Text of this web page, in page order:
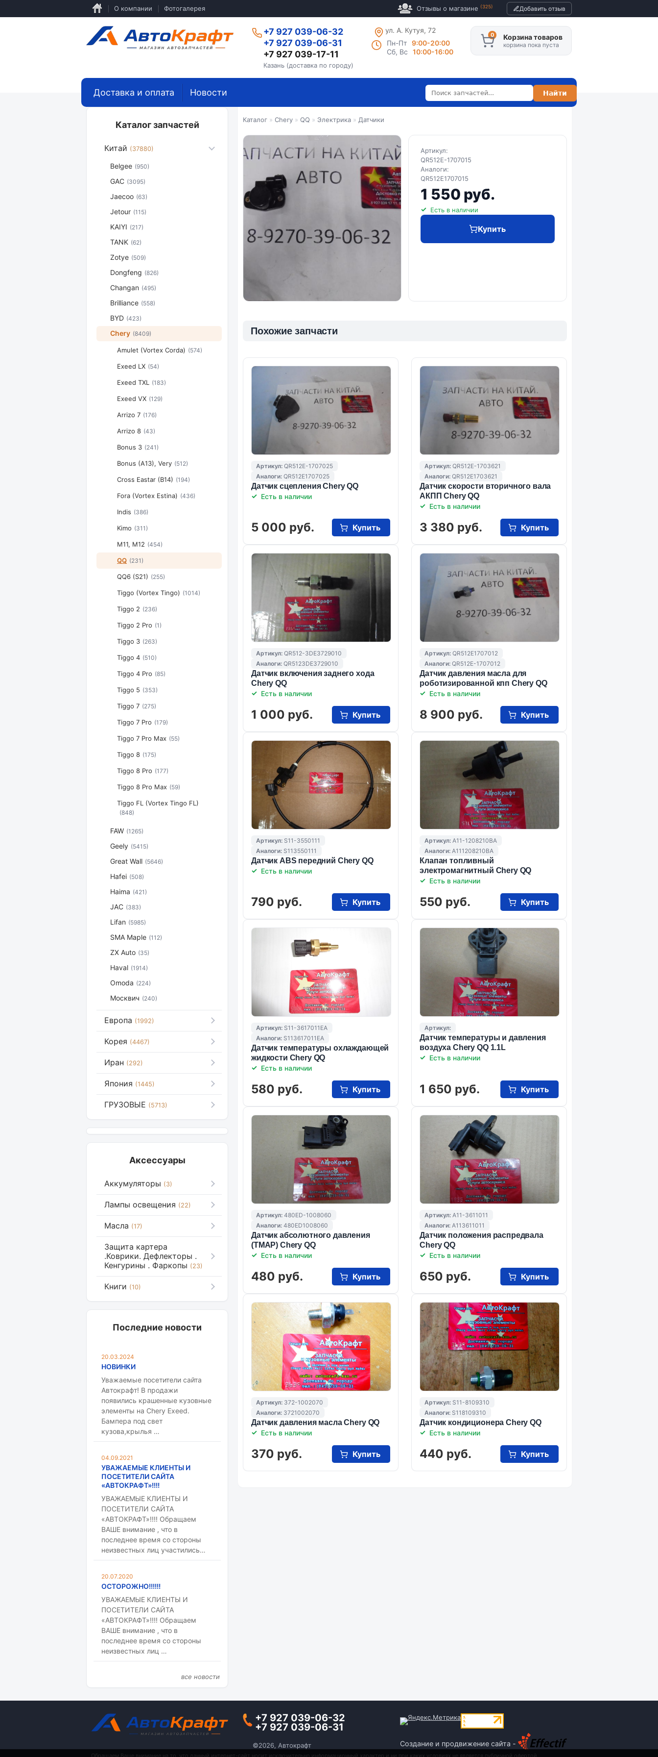
основному
О компании Фотогалерея Отзывы о магазине (325) Добавить отзыв
+7 927 039-06-32
+7 927 039-06-31
+7 927 039-17-11
Казань (доставка по городу)
ул. А. Кутуя, 72
Пн-Пт
9:00-20:00
Сб, Вс
10:00-16:00
Корзина товаров
корзина пока пуста
Каталог » Chery » QQ » Электрика » Датчики
Артикул:
QR512E-1707015
Аналоги:
QR512E1707015
1 550 руб.
Есть в наличии
Купить
Похожие запчасти
Артикул: QR512E-1707025
Аналоги: QR512E1707025
Датчик сцепления Chery QQ
Есть в наличии
5 000 руб. Купить
Артикул:QR512E-1703621
Аналоги:QR512E1703621
Датчик скорости вторичного вала
АКПП Chery QQ
Есть в наличии
3 380 руб. Купить
Артикул: QR512-3DE3729010
Аналоги: QR5123DE3729010
Датчик включения заднего хода
Chery QQ
Есть в наличии
1 000 руб. Купить
Артикул:QR512E1707012
Аналоги:QR512E-1707012
Датчик давления масла для
роботизированной кпп Chery QQ
Есть в наличии
8 900 руб. Купить
Артикул: S11-3550111
Аналоги: S113550111
Датчик ABS передний Chery QQ
Есть в наличии
790 руб. Купить
Артикул: A11-1208210BA
Аналоги: A111208210BA
Клапан топливный
электромагнитный Chery QQ
Есть в наличии
550 руб. Купить
Артикул: S11-3617011EA
Аналоги: S113617011EA
Датчик температуры охлаждающей
жидкости Chery QQ
Есть в наличии
580 руб. Купить
Артикул:
Датчик температуры и давления
воздуха Chery QQ 1.1L
Есть в наличии
1 650 руб. Купить
Артикул: 480ED-1008060
Аналоги: 480ED1008060
Датчик абсолютного давления
(ТМАР) Chery QQ
Есть в наличии
480 руб. Купить
Артикул: A11-3611011
Аналоги: A113611011
Датчик положения распредвала
Chery QQ
Есть в наличии
650 руб. Купить
Артикул: 372-1002070
Аналоги: 3721002070
Датчик давления масла Chery QQ
Есть в наличии
370 руб. Купить
Артикул: S11-8109310
Аналоги: S118109310
Датчик кондиционера Chery QQ
Есть в наличии
440 руб. Купить
Доставка и оплата Новости
Каталог запчастей
Китай (37880)
Belgee (950)
GAC (3095)
Jaecoo (63)
Jetour (115)
KAIYI (217)
TANK (62)
Zotye (509)
Dongfeng (826)
Changan (495)
Brilliance (558)
BYD (423)
Chery (8409)
Amulet (Vortex Corda) (574)
Exeed LX (54)
Exeed TXL (183)
Exeed VX (129)
Arrizo 7 (176)
Arrizo 8 (43)
Bonus 3 (241)
Bonus (A13), Very (512)
Cross Eastar (B14) (194)
Fora (Vortex Estina) (436)
Indis (386)
Kimo (311)
M11, M12 (454)
QQ (231)
QQ6 (S21) (255)
Tiggo (Vortex Tingo) (1014)
Tiggo 2 (236)
Tiggo 2 Pro (1)
Tiggo 3 (263)
Tiggo 4 (510)
Tiggo 4 Pro (85)
Tiggo 5 (353)
Tiggo 7 (275)
Tiggo 7 Pro (179)
Tiggo 7 Pro Max (55)
Tiggo 8 (175)
Tiggo 8 Pro (177)
Tiggo 8 Pro Max (59)
Tiggo FL (Vortex Tingo FL)
(848)
FAW (1265)
Geely (5415)
Great Wall (5646)
Hafei (508)
Haima (421)
JAC (383)
Lifan (5985)
SMA Maple (112)
ZX Auto (35)
Haval (1914)
Omoda (224)
Москвич (240)
Европа (1992)
Корея (4467)
Иран (292)
Япония (1445)
ГРУЗОВЫЕ (5713)
Аксессуары
Аккумуляторы (3)
Лампы освещения (22)
Масла (17)
Защита картера
.Коврики. Дефлекторы .
Кенгурины . Фаркопы (23)
Книги (10)
Последние новости
20.03.2024
НОВИНКИ
Уважаемые посетители сайта
Автокрафт! В продажи
появились крашенные кузовные
элементы на Chery Exeed.
Бампера под свет
кузова,крылья …
04.09.2021
УВАЖАЕМЫЕ КЛИЕНТЫ И
ПОСЕТИТЕЛИ САЙТА
«АВТОКРАФТ»!!!!
УВАЖАЕМЫЕ КЛИЕНТЫ И
ПОСЕТИТЕЛИ САЙТА
«АВТОКРАФТ»!!!! Обращаем
ВАШЕ внимание , что в
последнее время со стороны
неизвестных лиц участились…
20.07.2020
ОСТОРОЖНО!!!!!!
УВАЖАЕМЫЕ КЛИЕНТЫ И
ПОСЕТИТЕЛИ САЙТА
«АВТОКРАФТ»!!!! Обращаем
ВАШЕ внимание , что в
последнее время со стороны
неизвестных лиц …
все новости
+7 927 039-06-32
+7 927 039-06-31
©2026, Автокрафт Создание и продвижение сайта -